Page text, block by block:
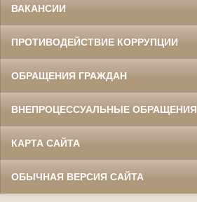
ВАКАНСИИ
ПРОТИВОДЕЙСТВИЕ КОРРУПЦИИ
ОБРАЩЕНИЯ ГРАЖДАН
ВНЕПРОЦЕССУАЛЬНЫЕ ОБРАЩЕНИЯ
КАРТА САЙТА
ОБЫЧНАЯ ВЕРСИЯ САЙТА